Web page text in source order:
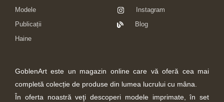
Modele
Publicații
Haine
Instagram
Blog
GoblenArt este un magazin online care vă oferă cea mai
completă colecție de produse din lumea lucrului cu mâna.
În oferta noastră veţi descoperi modele imprimate, în set